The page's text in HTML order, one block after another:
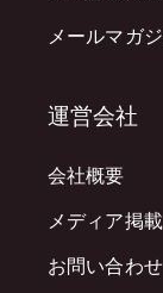
メールマガ
運営会社
会社概要
メディア掲載
お問い合わせ